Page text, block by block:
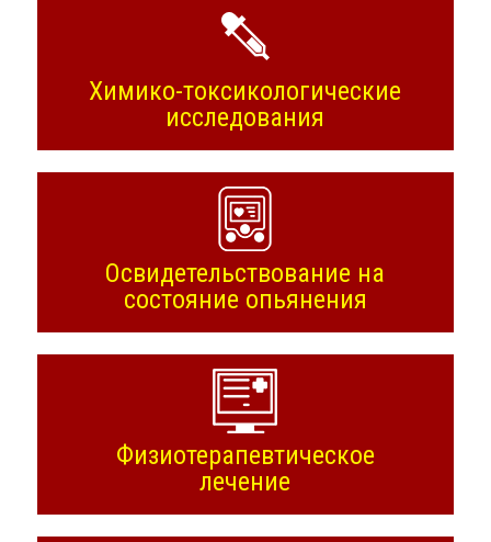
Химико-токсикологические
исследования
Освидетельствование на
состояние опьянения
Физиотерапевтическое
лечение